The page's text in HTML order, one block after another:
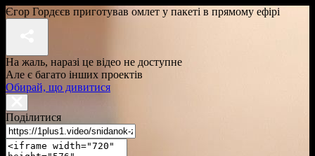
Єгор Гордєєв приготував омлет у пакеті в прямому ефірі
На жаль, наразі це відео не доступне
Але є багато інших проектів
Обирай, що дивитися
Поділитися